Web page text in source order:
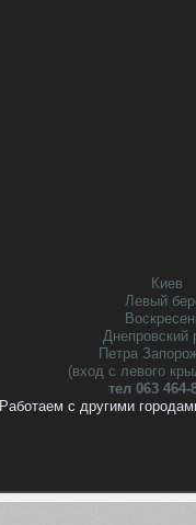
Киев
Левый
Днепровский
Петра
(вход с левого
тел 063 464-
Работаем с другими